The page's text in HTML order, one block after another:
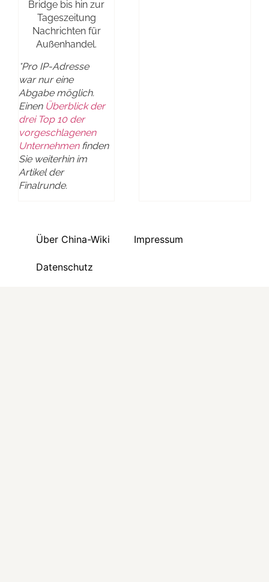
Bridge bis hin zur
Tageszeitung
Nachrichten für
Außenhandel.
*Pro IP-Adresse
war nur eine
Abgabe möglich.
Einen Überblick der
drei Top 10 der
vorgeschlagenen
Unternehmenfinden
Sie weiterhin im
Artikel der
Finalrunde.
Über China-Wiki Impressum
Datenschutz